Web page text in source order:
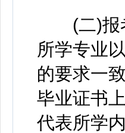
(二)报考
所学专业
的要求一
毕业证书
代表所学